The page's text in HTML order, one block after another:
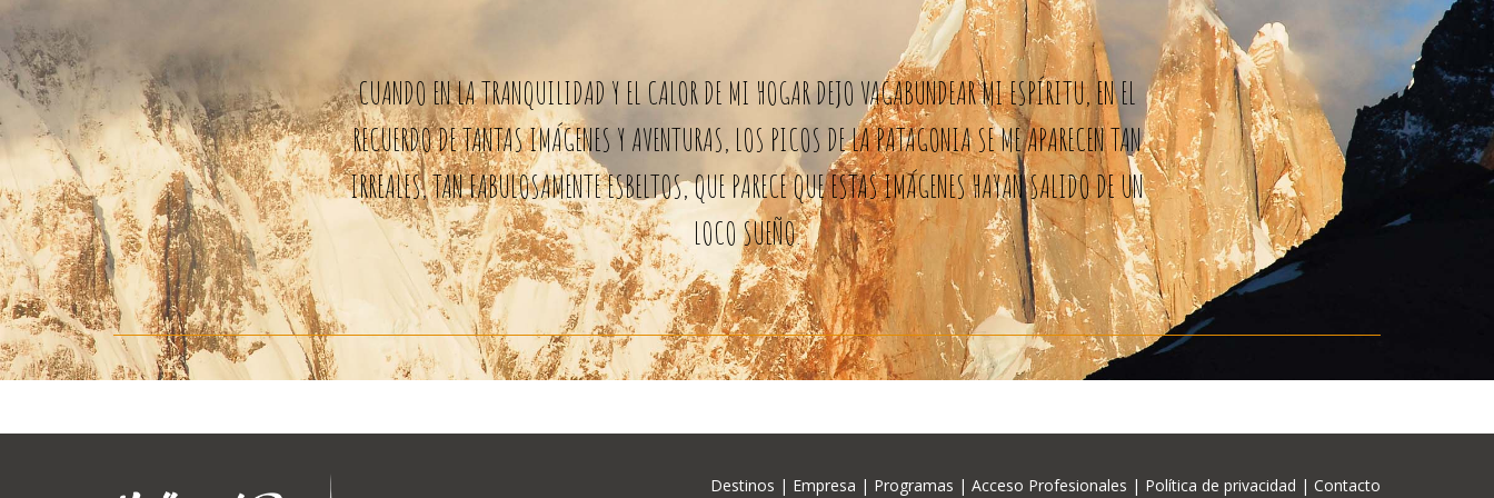
CUANDO EN LA TRANQUILIDAD Y EL CALOR DE MI HOGAR DEJO VAGABUNDEAR MI ESPÍRITU, EN EL
RECUERDO DE TANTAS IMÁGENES Y AVENTURAS, LOS PICOS DE LA PATAGONIA SE ME APARECEN TAN
IRREALES, TAN FABULOSAMENTE ESBELTOS, QUE PARECE QUE ESTAS IMÁGENES HAYAN SALIDO DE UN
LOCO SUEÑO.
Destinos | Empresa | Programas | Acceso Profesionales | Política de privacidad | Contacto